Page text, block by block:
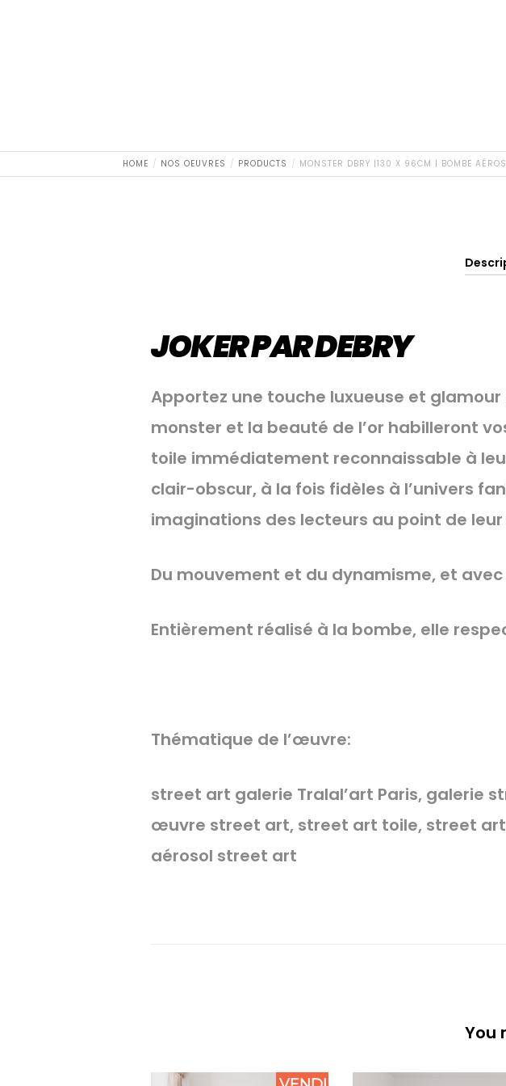
HOME NOS OEUVRES PRODUCTS MONSTER DBRY |130 X 96CM | BOMBE
JOKER PAR DEBRY
Apportez une touche luxueuse et
monster et la beauté de l’or habilleront
toile immédiatement reconnaissable à
clair-obscur, à la fois fidèles à l’univers
imaginations des lecteurs au point de
Du mouvement et du dynamisme, et
Entièrement réalisé à la bombe, elle
Thématique de l’œuvre:
street art galerie Tralal’art Paris, galerie
œuvre street art, street art toile, street
aérosol street art
You